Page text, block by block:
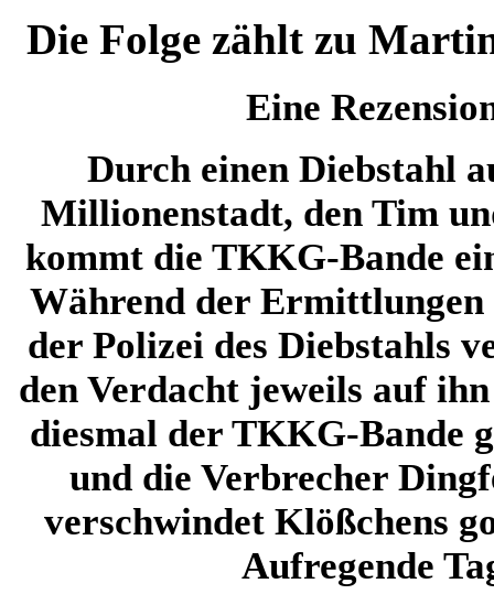
Die Folge zählt zu
Eine
Durch einen Diebstahl
Millionenstadt, den Tim
kommt die TKKG-Bande
Während der
der Polizei des Diebstahls
den Verdacht jeweils auf
diesmal der TKKG-Bande
und die Verbrecher
verschwindet Klößchens
Aufregende